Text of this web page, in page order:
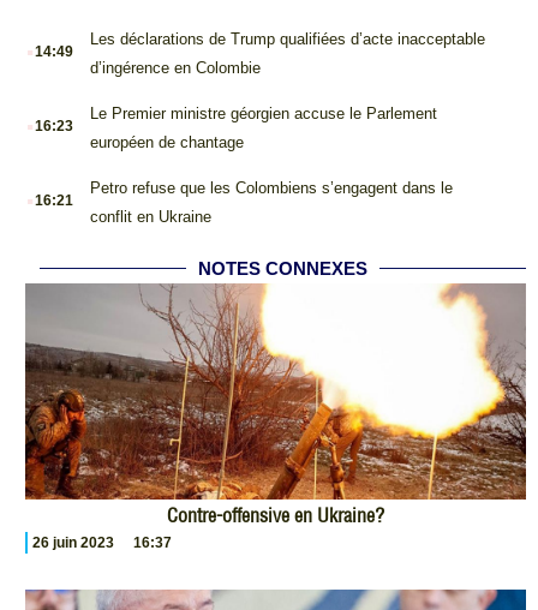
.14:49
Les déclarations de Trump qualifiées d’acte inacceptable
d’ingérence en Colombie
.16:23
Le Premier ministre géorgien accuse le Parlement
européen de chantage
.16:21
Petro refuse que les Colombiens s’engagent dans le
conflit en Ukraine
NOTES CONNEXES
Contre-offensive en Ukraine?
26 juin 2023 16:37